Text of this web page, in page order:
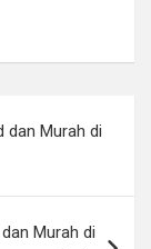
dan Murah di
Murah di